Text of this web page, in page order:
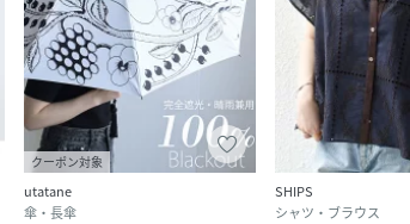
クーポン対象
utatane
傘・長傘
SHIPS
シャツ・ブラウス